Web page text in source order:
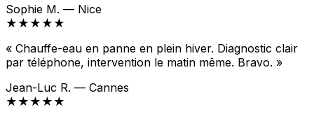
Sophie M. — Nice
★★★★★
« Chauffe-eau en panne en plein hiver. Diagnostic clair
par téléphone, intervention le matin même. Bravo. »
Jean-Luc R. — Cannes
★★★★★